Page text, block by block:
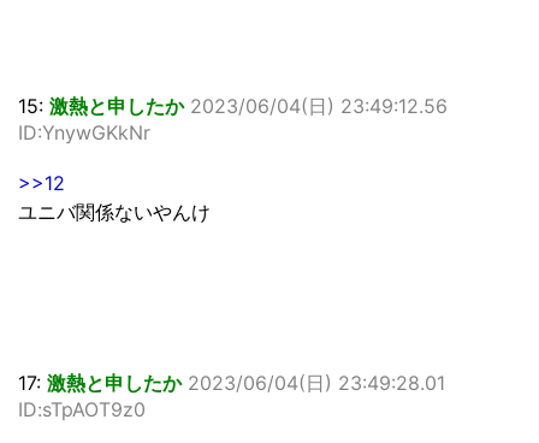
15: 激熱と申したか 2023/06/04(日) 23:49:12.56
ID:YnywGKkNr
>>12
ユニバ関係ないやんけ
17: 激熱と申したか 2023/06/04(日) 23:49:28.01
ID:sTpAOT9z0